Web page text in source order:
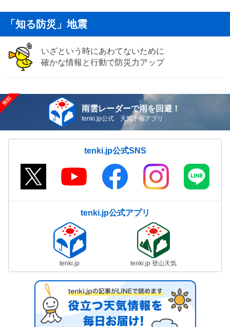
「知る防災」地震
いざという時にあわてないために
確かな情報と行動で防災力アップ
雨雲レーダーで雨を回避！
tenki.jp公式 天気予報アプリ
tenki.jp公式SNS
tenki.jp公式アプリ
tenki.jp tenki.jp 登山天気